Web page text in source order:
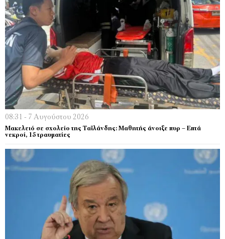
08:31 - 7 Αυγούστου 2026
Μακελειό σε σχολείο της Ταϊλάνδης: Μαθητής άνοιξε πυρ – Επτά
νεκροί, 15 τραυματίες